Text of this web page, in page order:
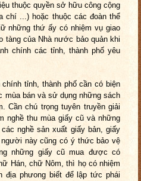
quyền sở hữu công cộng
chí ...) hoặc thuộc các đoàn thể
những thứ ấy có nhiệm vụ giao
tàng của Nhà nước bảo quản khi
chính các tỉnh, thành phố yêu
tỉnh, thành phố cần có biện
mùa bán và sử dụng những sách
Cần chú trọng tuyên truyền giải
nghề thu mùa giấy cũ và những
nghề sản xuất giấy bản, giấy
này cũng có ý thức bảo vệ
những giấy cũ mua được có
Hán, chữ Nôm, thì họ có nhiệm
địa phưong biết để lập tức phái